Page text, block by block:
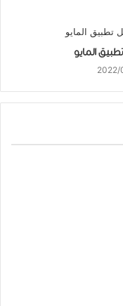
المايو
2022/